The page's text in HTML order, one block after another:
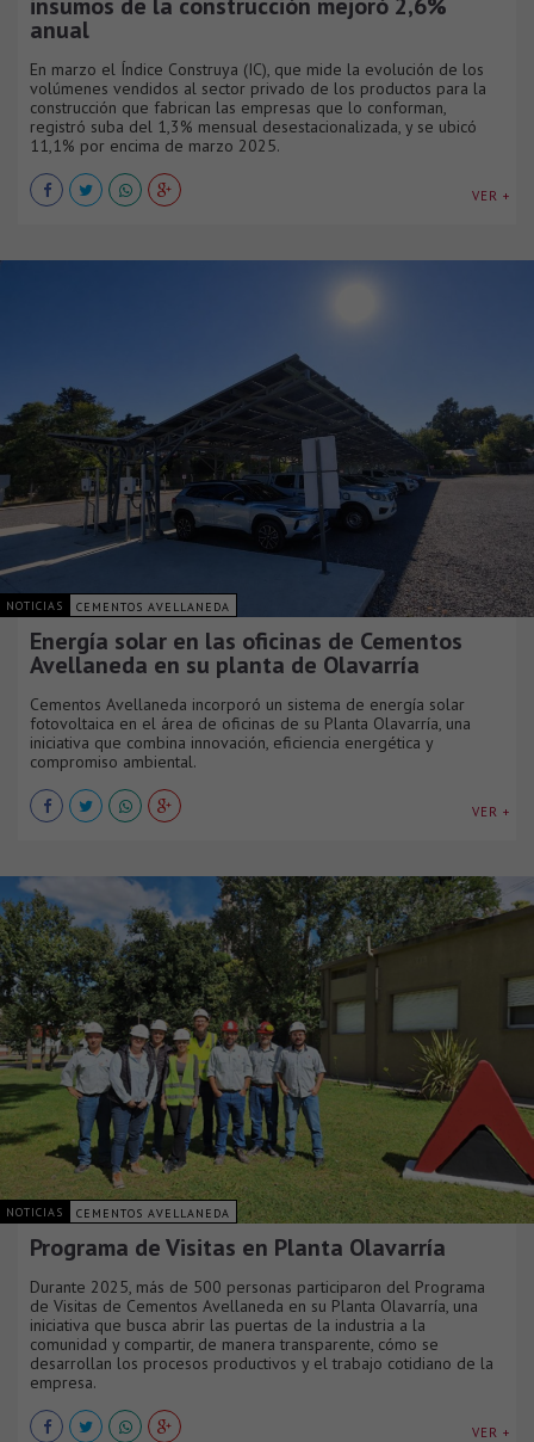
insumos de la construcción mejoró 2,6%
anual
En marzo el Índice Construya (IC), que mide la evolución de los
volúmenes vendidos al sector privado de los productos para la
construcción que fabrican las empresas que lo conforman,
registró suba del 1,3% mensual desestacionalizada, y se ubicó
11,1% por encima de marzo 2025.
VER +
NOTICIAS CEMENTOS AVELLANEDA
Energía solar en las oficinas de Cementos
Avellaneda en su planta de Olavarría
Cementos Avellaneda incorporó un sistema de energía solar
fotovoltaica en el área de oficinas de su Planta Olavarría, una
iniciativa que combina innovación, eficiencia energética y
compromiso ambiental.
VER +
NOTICIAS CEMENTOS AVELLANEDA
Programa de Visitas en Planta Olavarría
Durante 2025, más de 500 personas participaron del Programa
de Visitas de Cementos Avellaneda en su Planta Olavarría, una
iniciativa que busca abrir las puertas de la industria a la
comunidad y compartir, de manera transparente, cómo se
desarrollan los procesos productivos y el trabajo cotidiano de la
empresa.
VER +